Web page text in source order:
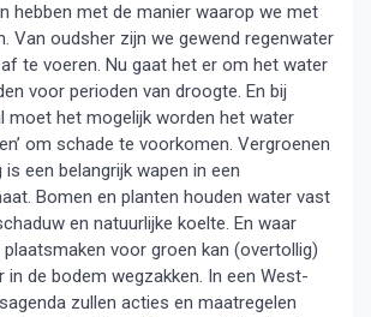
hebben met de manier waarop we met
Van oudsher zijn we gewend regenwater
te voeren. Nu gaat het er om het water
voor perioden van droogte. En bij
moet het mogelijk worden het water
om schade te voorkomen. Vergroenen
een belangrijk wapen in een
Bomen en planten houden water vast
en natuurlijke koelte. En waar
voor groen kan (overtollig)
in de bodem wegzakken. In een West-
zullen acties en maatregelen